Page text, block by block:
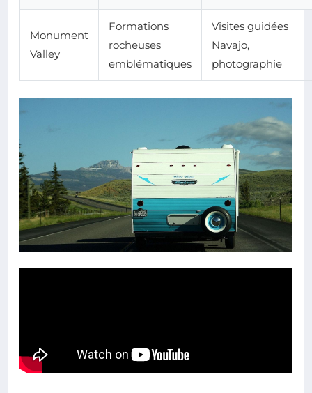
Monument
Valley
Formations
rocheuses
emblématiques
Visites guidées
Navajo,
photographie